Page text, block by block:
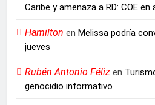
Caribe y amenaza a RD: COE en
Hamilton en Melissa podría
jueves
Rubén Antonio Féliz en
genocidio informativo